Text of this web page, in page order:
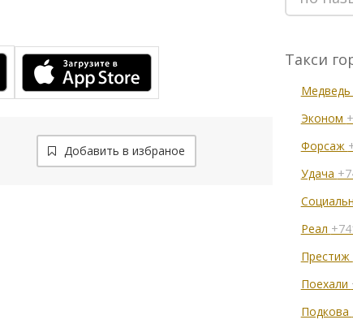
Добавить в избраное
Такси
Медведь
Эконом
Форсаж
Удача
Реал
Престиж
Поехали
Подкова